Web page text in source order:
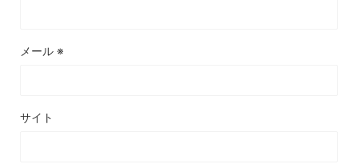
メール ※
サイト